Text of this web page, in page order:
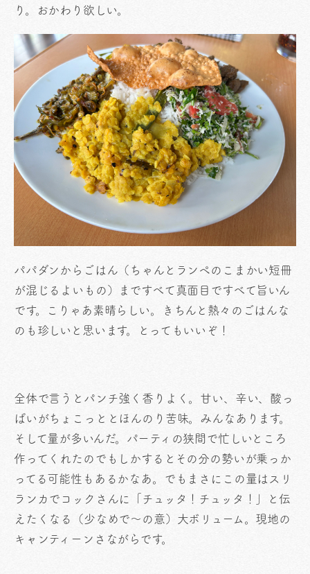
り。おかわり欲しい。
パパダンからごはん（ちゃんとランペのこまかい短冊
が混じるよいもの）まですべて真面目ですべて旨いん
です。こりゃあ素晴らしい。きちんと熱々のごはんな
のも珍しいと思います。とってもいいぞ！
全体で言うとパンチ強く香りよく。甘い、辛い、酸っ
ぱいがちょこっととほんのり苦味。みんなあります。
そして量が多いんだ。パーティの狭間で忙しいところ
作ってくれたのでもしかするとその分の勢いが乗っか
ってる可能性もあるかなあ。でもまさにこの量はスリ
ランカでコックさんに「チュッタ！チュッタ！」と伝
えたくなる（少なめで〜の意）大ボリューム。現地の
キャンティーンさながらです。